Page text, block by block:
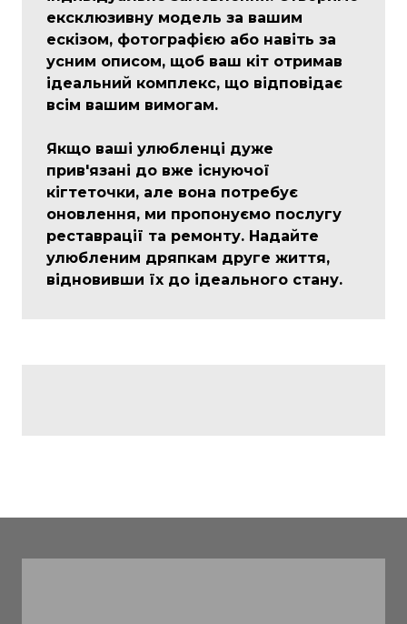
ексклюзивну модель за вашим
ескізом, фотографією або навіть за
усним описом, щоб ваш кіт отримав
ідеальний комплекс, що відповідає
всім вашим вимогам.
Якщо ваші улюбленці дуже
прив'язані до вже існуючої
кігтеточки, але вона потребує
оновлення, ми пропонуємо послугу
реставрації та ремонту. Надайте
улюбленим дряпкам друге життя,
відновивши їх до ідеального стану.